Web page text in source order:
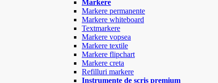
Markere
Markere permanente
Markere whiteboard
Textmarkere
Markere vopsea
Markere textile
Markere flipchart
Markere creta
Refilluri markere
Instrumente de scris premium